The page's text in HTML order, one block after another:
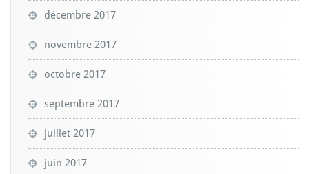
décembre 2017
novembre 2017
octobre 2017
septembre 2017
juillet 2017
juin 2017